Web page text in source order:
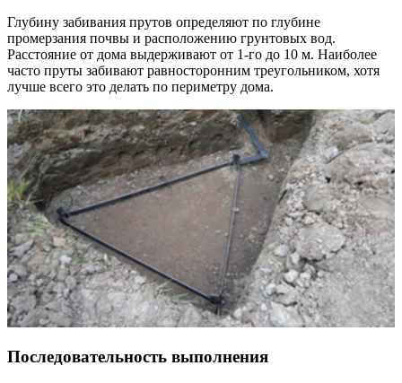
Глубину забивания прутов определяют по глубине
промерзания почвы и расположению грунтовых вод.
Расстояние от дома выдерживают от 1-го до 10 м. Наиболее
часто пруты забивают равносторонним треугольником, хотя
лучше всего это делать по периметру дома.
Последовательность выполнения